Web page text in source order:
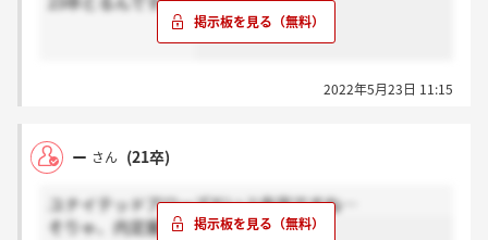
2022年5月23日 11:15
ー さん (21卒)
ユナイテッドアローズだいぶ赤字ですね…
そりゃ、内定厳しいですよね